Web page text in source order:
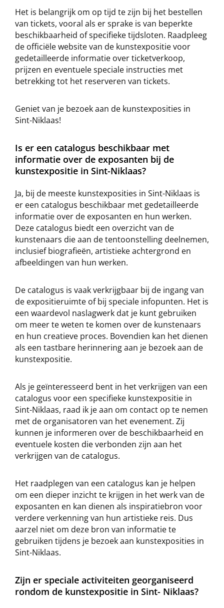
Het is belangrijk om op tijd te zijn bij het bestellen
van tickets, vooral als er sprake is van beperkte
beschikbaarheid of specifieke tijdsloten. Raadpleeg
de officiële website van de kunstexpositie voor
gedetailleerde informatie over ticketverkoop,
prijzen en eventuele speciale instructies met
betrekking tot het reserveren van tickets.
Geniet van je bezoek aan de kunstexposities in
Sint-Niklaas!
Is er een catalogus beschikbaar met
informatie over de exposanten bij de
kunstexpositie in Sint-Niklaas?
Ja, bij de meeste kunstexposities in Sint-Niklaas is
er een catalogus beschikbaar met gedetailleerde
informatie over de exposanten en hun werken.
Deze catalogus biedt een overzicht van de
kunstenaars die aan de tentoonstelling deelnemen,
inclusief biografieën, artistieke achtergrond en
afbeeldingen van hun werken.
De catalogus is vaak verkrijgbaar bij de ingang van
de expositieruimte of bij speciale infopunten. Het is
een waardevol naslagwerk dat je kunt gebruiken
om meer te weten te komen over de kunstenaars
en hun creatieve proces. Bovendien kan het dienen
als een tastbare herinnering aan je bezoek aan de
kunstexpositie.
Als je geïnteresseerd bent in het verkrijgen van een
catalogus voor een specifieke kunstexpositie in
Sint-Niklaas, raad ik je aan om contact op te nemen
met de organisatoren van het evenement. Zij
kunnen je informeren over de beschikbaarheid en
eventuele kosten die verbonden zijn aan het
verkrijgen van de catalogus.
Het raadplegen van een catalogus kan je helpen
om een dieper inzicht te krijgen in het werk van de
exposanten en kan dienen als inspiratiebron voor
verdere verkenning van hun artistieke reis. Dus
aarzel niet om deze bron van informatie te
gebruiken tijdens je bezoek aan kunstexposities in
Sint-Niklaas.
Zijn er speciale activiteiten georganiseerd
rondom de kunstexpositie in Sint- Niklaas?